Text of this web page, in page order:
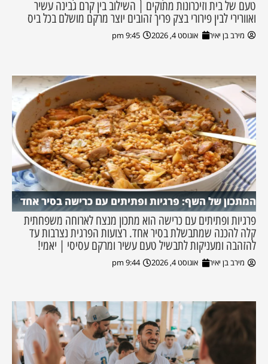
טעם של בית וזיכרונות מתוקים | השילוב בין קרם גבינה עשיר
ואוורירי לבין פירורי בצק פריך זהובים יוצר מרקם מושלם בכל ביס
מירב בן יאיר אוגוסט 4, 2026 9:45 pm
המתכון של השף: פרגיות ופתיתים עם כרישה בסיר אחד
פרגיות ופתיתים עם כרישה הוא מתכון מנצח לארוחה משפחתית
קלה להכנה שמתבשלת בסיר אחד. רצועות הפרגית נצרבות עד
להזהבה ומעניקות לתבשיל טעם עשיר ומרקם עסיסי | יאמי!
מירב בן יאיר אוגוסט 4, 2026 9:44 pm